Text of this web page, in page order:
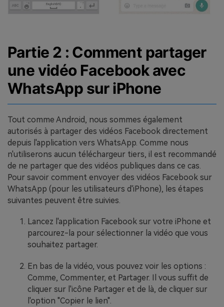
Partie 2 : Comment partager
une vidéo Facebook avec
WhatsApp sur iPhone
Tout comme Android, nous sommes également
autorisés à partager des vidéos Facebook directement
depuis l'application vers WhatsApp. Comme nous
n'utiliserons aucun téléchargeur tiers, il est recommandé
de ne partager que des vidéos publiques dans ce cas.
Pour savoir comment envoyer des vidéos Facebook sur
WhatsApp (pour les utilisateurs d'iPhone), les étapes
suivantes peuvent être suivies.
Lancez l'application Facebook sur votre iPhone et
parcourez-la pour sélectionner la vidéo que vous
souhaitez partager.
En bas de la vidéo, vous pouvez voir les options :
Comme, Commenter, et Partager. Il vous suffit de
cliquer sur l'icône Partager et de là, de cliquer sur
l'option "Copier le lien".